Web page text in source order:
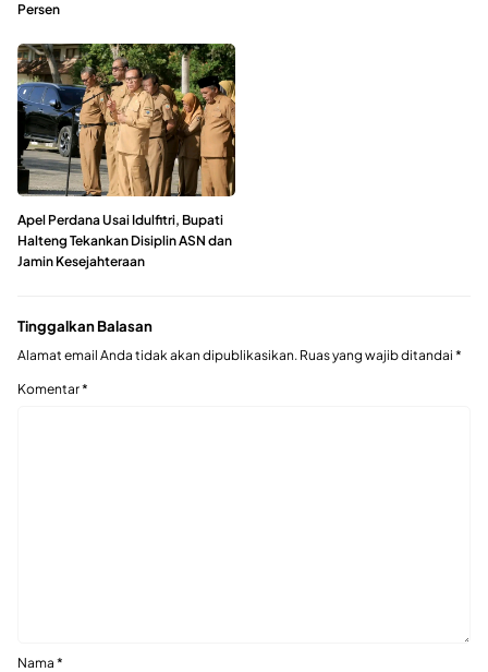
Persen
Apel Perdana Usai Idulfitri, Bupati
Halteng Tekankan Disiplin ASN dan
Jamin Kesejahteraan
Tinggalkan Balasan
Alamat email Anda tidak akan dipublikasikan. Ruas yang wajib ditandai *
Komentar*
Nama *